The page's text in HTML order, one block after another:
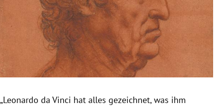
Untermenü
Untermenü
Untermenü
„Leonardo da Vinci hat alles gezeichnet, was ihm